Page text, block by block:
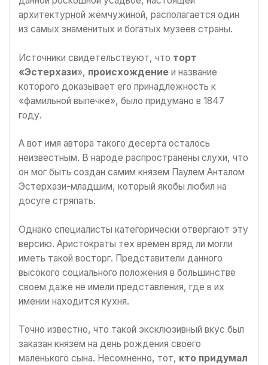
архитектурной жемчужиной, располагается один
из самых знаменитых и богатых музеев страны.
Источники свидетельствуют, что торт
«Эстерхази», происхождение и название
которого доказывает его принадлежность к
«фамильной выпечке», было придумано в 1847
году.
А вот имя автора такого десерта осталось
неизвестным. В народе распространены слухи, что
он мог быть создан самим князем Паулем Анталом
Эстерхази-младшим, который якобы любил на
досуге стряпать.
Однако специалисты категорически отвергают эту
версию. Аристократы тех времен вряд ли могли
иметь такой восторг. Представители данного
высокого социального положения в большинстве
своем даже не имели представления, где в их
имении находится кухня.
Точно известно, что такой эксклюзивный вкус был
заказан князем на день рождения своего
маленького сына. Несомненно, тот, кто придумал